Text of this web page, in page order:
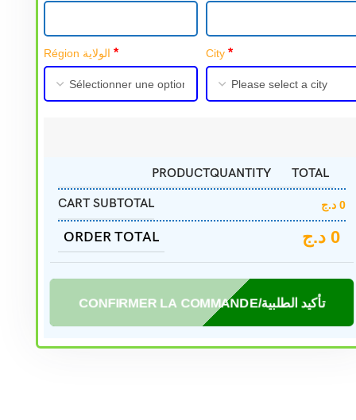
* City *
PRODUCTQUANTITY
TOTAL
CART SUBTOTAL
0 د.ج
ORDER TOTAL 0 د.ج
CONFIRMER LA COMMANDE/تأكيد الطلبية